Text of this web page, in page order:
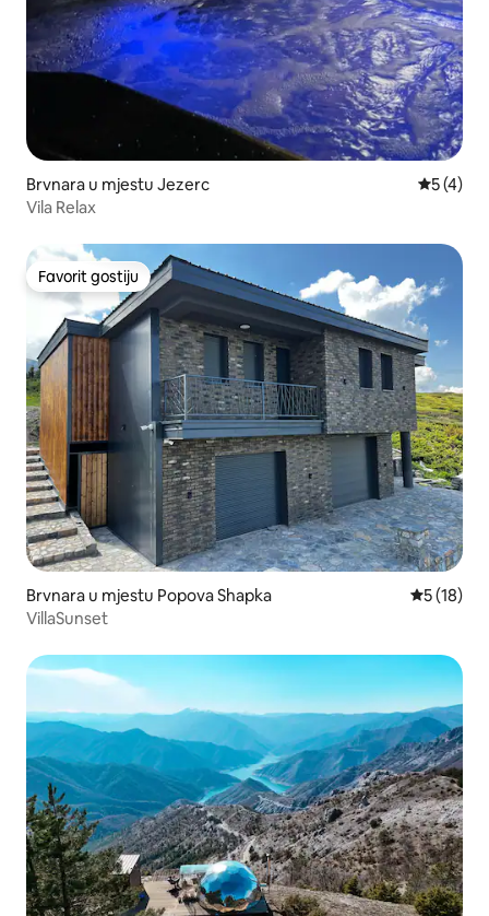
Brvnara u mjestu Jezerc
5 (4)
Vila Relax
Favorit gostiju
Favorit gostiju
Brvnara u mjestu Popova Shapka Prosječna
5 (18)
VillaSunset